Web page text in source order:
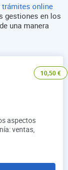
trámites online
gestiones en los
una manera
10,50€
aspectos
ventas,